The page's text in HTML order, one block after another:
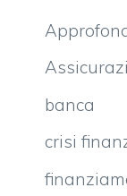
banca
crisi